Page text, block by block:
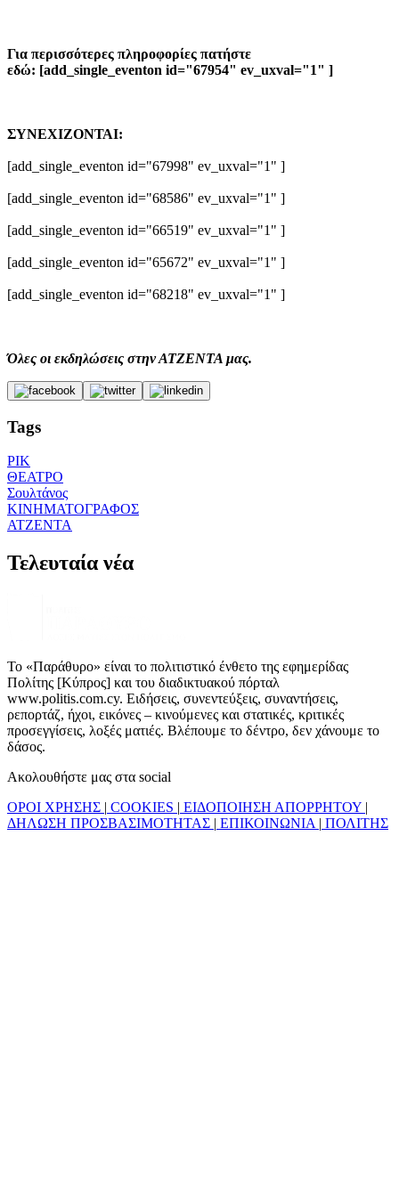
Για περισσότερες πληροφορίες πατήστε
εδώ: [add_single_eventon id="67954" ev_uxval="1" ]
ΣΥΝΕΧΙΖΟΝΤΑΙ:
[add_single_eventon id="67998" ev_uxval="1" ]
[add_single_eventon id="68586" ev_uxval="1" ]
[add_single_eventon id="66519" ev_uxval="1" ]
[add_single_eventon id="65672" ev_uxval="1" ]
[add_single_eventon id="68218" ev_uxval="1" ]
Όλες οι εκδηλώσεις στην ΑΤΖΕΝΤΑ μας.
Tags
ΡΙΚ
ΘΕΑΤΡΟ
Σουλτάνος
ΚΙΝΗΜΑΤΟΓΡΑΦΟΣ
ΑΤΖΕΝΤΑ
Τελευταία νέα
Το «Παράθυρο» είναι το πολιτιστικό ένθετο της εφημερίδας
Πολίτης [Κύπρος] και του διαδικτυακού πόρταλ
www.politis.com.cy. Ειδήσεις, συνεντεύξεις, συναντήσεις,
ρεπορτάζ, ήχοι, εικόνες – κινούμενες και στατικές, κριτικές
προσεγγίσεις, λοξές ματιές. Βλέπουμε το δέντρο, δεν χάνουμε το
δάσος.
Ακολουθήστε μας στα social
ΟΡΟΙ ΧΡΗΣΗΣ | COOKIES | ΕΙΔΟΠΟΙΗΣΗ ΑΠΟΡΡΗΤΟΥ |
ΔΗΛΩΣΗ ΠΡΟΣΒΑΣΙΜΟΤΗΤΑΣ | ΕΠΙΚΟΙΝΩΝΙΑ | ΠΟΛΙΤΗΣ